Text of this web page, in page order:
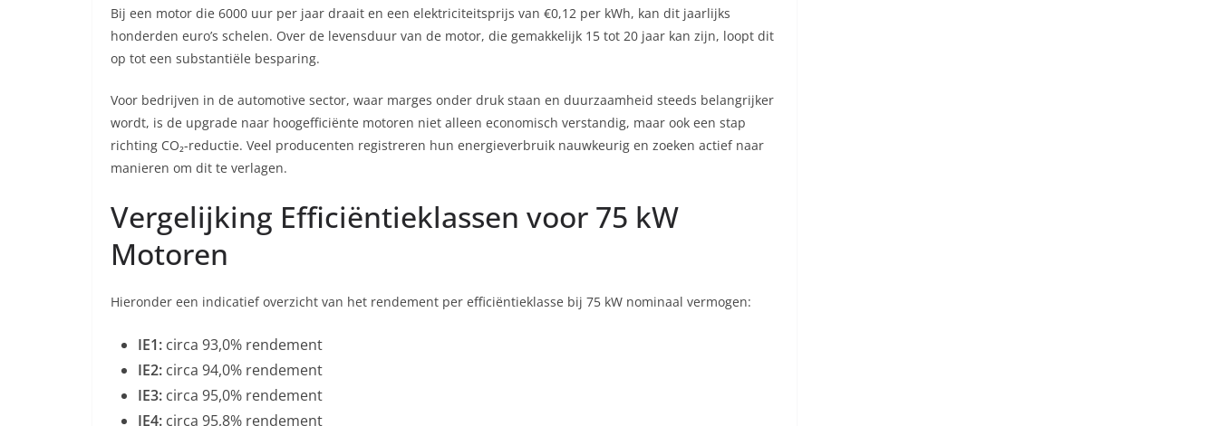
Bij een motor die 6000 uur per jaar draait en een elektriciteitsprijs van €0,12 per kWh, kan dit jaarlijks
honderden euro’s schelen. Over de levensduur van de motor, die gemakkelijk 15 tot 20 jaar kan zijn, loopt dit
op tot een substantiële besparing.
Voor bedrijven in de automotive sector, waar marges onder druk staan en duurzaamheid steeds belangrijker
wordt, is de upgrade naar hoogefficiënte motoren niet alleen economisch verstandig, maar ook een stap
richting CO₂-reductie. Veel producenten registreren hun energieverbruik nauwkeurig en zoeken actief naar
manieren om dit te verlagen.
Vergelijking Efficiëntieklassen voor 75 kW
Motoren
Hieronder een indicatief overzicht van het rendement per efficiëntieklasse bij 75 kW nominaal vermogen:
IE1: circa 93,0% rendement
IE2: circa 94,0% rendement
IE3: circa 95,0% rendement
IE4: circa 95,8% rendement